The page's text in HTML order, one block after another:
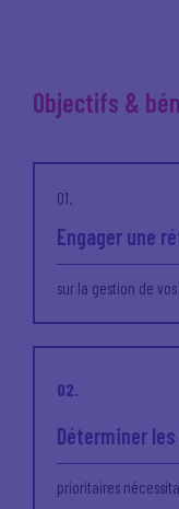
Objectifs &
01.
Engager une
sur la gestion de
02.
Déterminer
prioritaires